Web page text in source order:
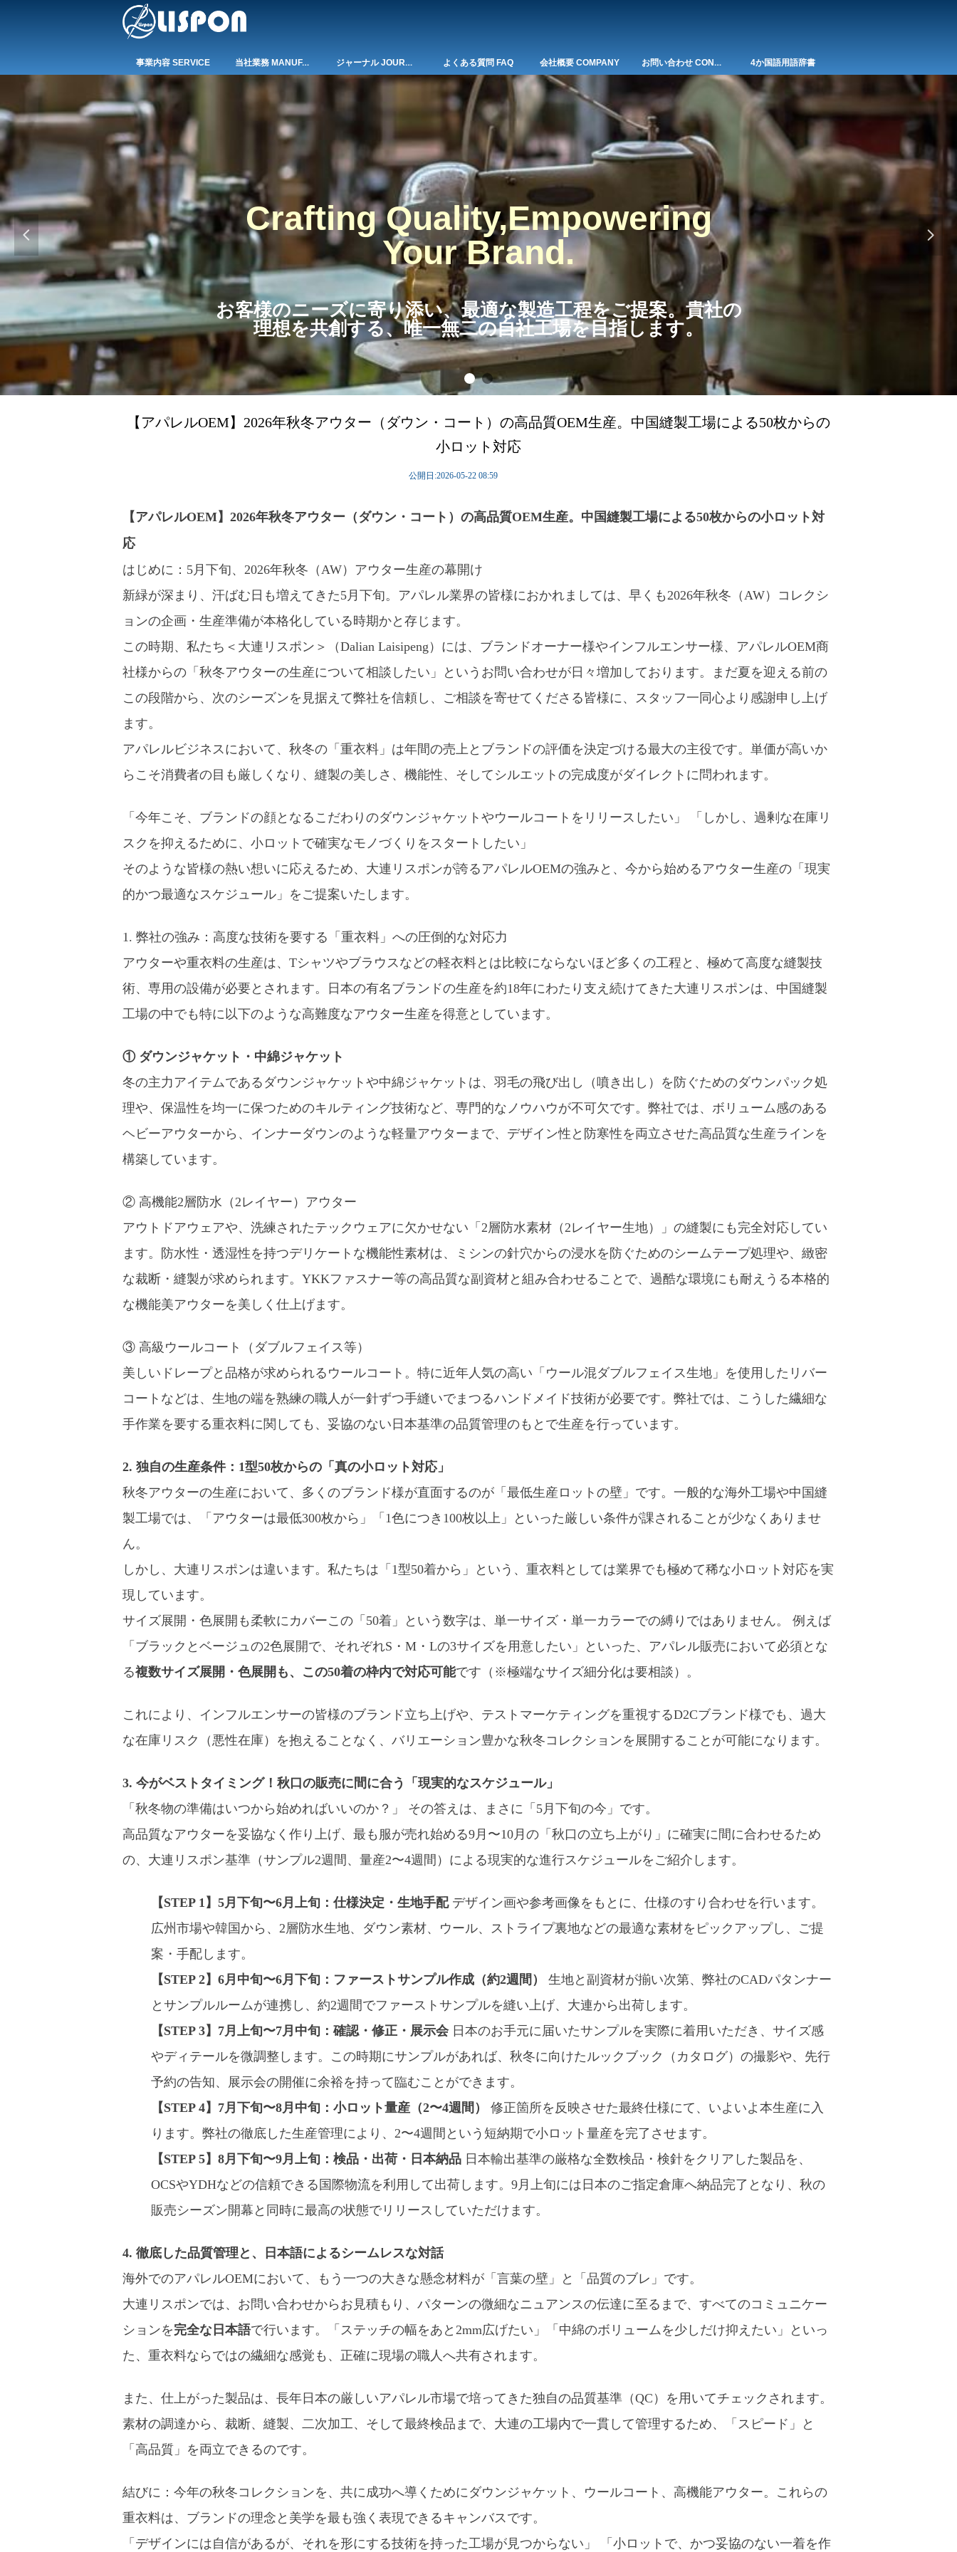
Crafting Quality,Empowering
Your Brand.
お客様のニーズに寄り添い、最適な製造工程をご提案。貴社の
理想を共創する、唯一無二の自社工場を目指します。
넳 넲
事業内容 SERVICE 当社業務 MANUFACTURE ジャーナル JOURNAL よくある質問 FAQ 会社概要 COMPANY お問い合わせ CONTACT 4か国語用語辞書
【アパレルOEM】2026年秋冬アウター（ダウン・コート）の高品質OEM生産。中国縫製工場による50枚からの
小ロット対応
【アパレルOEM】2026年秋冬アウター（ダウン・コート）の高品質OEM生産。中国縫製工場による50枚からの小ロット対
応
はじめに：5月下旬、2026年秋冬（AW）アウター生産の幕開け
新緑が深まり、汗ばむ日も増えてきた5月下旬。アパレル業界の皆様におかれましては、早くも2026年秋冬（AW）コレクシ
ョンの企画・生産準備が本格化している時期かと存じます。
この時期、私たち＜大連リスポン＞（Dalian Laisipeng）には、ブランドオーナー様やインフルエンサー様、アパレルOEM商
社様からの「秋冬アウターの生産について相談したい」というお問い合わせが日々増加しております。まだ夏を迎える前の
この段階から、次のシーズンを見据えて弊社を信頼し、ご相談を寄せてくださる皆様に、スタッフ一同心より感謝申し上げ
ます。
アパレルビジネスにおいて、秋冬の「重衣料」は年間の売上とブランドの評価を決定づける最大の主役です。単価が高いか
らこそ消費者の目も厳しくなり、縫製の美しさ、機能性、そしてシルエットの完成度がダイレクトに問われます。
「今年こそ、ブランドの顔となるこだわりのダウンジャケットやウールコートをリリースしたい」 「しかし、過剰な在庫リ
スクを抑えるために、小ロットで確実なモノづくりをスタートしたい」
そのような皆様の熱い想いに応えるため、大連リスポンが誇るアパレルOEMの強みと、今から始めるアウター生産の「現実
的かつ最適なスケジュール」をご提案いたします。
1. 弊社の強み：高度な技術を要する「重衣料」への圧倒的な対応力
アウターや重衣料の生産は、Tシャツやブラウスなどの軽衣料とは比較にならないほど多くの工程と、極めて高度な縫製技
術、専用の設備が必要とされます。日本の有名ブランドの生産を約18年にわたり支え続けてきた大連リスポンは、中国縫製
工場の中でも特に以下のような高難度なアウター生産を得意としています。
① ダウンジャケット・中綿ジャケット
冬の主力アイテムであるダウンジャケットや中綿ジャケットは、羽毛の飛び出し（噴き出し）を防ぐためのダウンパック処
理や、保温性を均一に保つためのキルティング技術など、専門的なノウハウが不可欠です。弊社では、ボリューム感のある
ヘビーアウターから、インナーダウンのような軽量アウターまで、デザイン性と防寒性を両立させた高品質な生産ラインを
構築しています。
② 高機能2層防水（2レイヤー）アウター
アウトドアウェアや、洗練されたテックウェアに欠かせない「2層防水素材（2レイヤー生地）」の縫製にも完全対応してい
ます。防水性・透湿性を持つデリケートな機能性素材は、ミシンの針穴からの浸水を防ぐためのシームテープ処理や、緻密
な裁断・縫製が求められます。YKKファスナー等の高品質な副資材と組み合わせることで、過酷な環境にも耐えうる本格的
な機能美アウターを美しく仕上げます。
③ 高級ウールコート（ダブルフェイス等）
美しいドレープと品格が求められるウールコート。特に近年人気の高い「ウール混ダブルフェイス生地」を使用したリバー
コートなどは、生地の端を熟練の職人が一針ずつ手縫いでまつるハンドメイド技術が必要です。弊社では、こうした繊細な
手作業を要する重衣料に関しても、妥協のない日本基準の品質管理のもとで生産を行っています。
2. 独自の生産条件：1型50枚からの「真の小ロット対応」
秋冬アウターの生産において、多くのブランド様が直面するのが「最低生産ロットの壁」です。一般的な海外工場や中国縫
製工場では、「アウターは最低300枚から」「1色につき100枚以上」といった厳しい条件が課されることが少なくありませ
ん。
しかし、大連リスポンは違います。私たちは「1型50着から」という、重衣料としては業界でも極めて稀な小ロット対応を実
現しています。
サイズ展開・色展開も柔軟にカバーこの「50着」という数字は、単一サイズ・単一カラーでの縛りではありません。 例えば
「ブラックとベージュの2色展開で、それぞれS・M・Lの3サイズを用意したい」といった、アパレル販売において必須とな
る複数サイズ展開・色展開も、この50着の枠内で対応可能です（※極端なサイズ細分化は要相談）。
これにより、インフルエンサーの皆様のブランド立ち上げや、テストマーケティングを重視するD2Cブランド様でも、過大
な在庫リスク（悪性在庫）を抱えることなく、バリエーション豊かな秋冬コレクションを展開することが可能になります。
3. 今がベストタイミング！秋口の販売に間に合う「現実的なスケジュール」
「秋冬物の準備はいつから始めればいいのか？」 その答えは、まさに「5月下旬の今」です。
高品質なアウターを妥協なく作り上げ、最も服が売れ始める9月〜10月の「秋口の立ち上がり」に確実に間に合わせるため
の、大連リスポン基準（サンプル2週間、量産2〜4週間）による現実的な進行スケジュールをご紹介します。
【STEP 1】5月下旬〜6月上旬：仕様決定・生地手配デザイン画や参考画像をもとに、仕様のすり合わせを行います。
広州市場や韓国から、2層防水生地、ダウン素材、ウール、ストライプ裏地などの最適な素材をピックアップし、ご提
案・手配します。
【STEP 2】6月中旬〜6月下旬：ファーストサンプル作成（約2週間）
生地と副資材が揃い次第、弊社のCADパタンナー
とサンプルルームが連携し、約2週間でファーストサンプルを縫い上げ、大連から出荷します。
【STEP 3】7月上旬〜7月中旬：確認・修正・展示会日本のお手元に届いたサンプルを実際に着用いただき、サイズ感
やディテールを微調整します。この時期にサンプルがあれば、秋冬に向けたルックブック（カタログ）の撮影や、先行
予約の告知、展示会の開催に余裕を持って臨むことができます。
【STEP 4】7月下旬〜8月中旬：小ロット量産（2〜4週間）
修正箇所を反映させた最終仕様にて、いよいよ本生産に入
ります。弊社の徹底した生産管理により、2〜4週間という短納期で小ロット量産を完了させます。
【STEP 5】8月下旬〜9月上旬：検品・出荷・日本納品 日本輸出基準の厳格な全数検品・検針をクリアした製品を、
OCSやYDHなどの信頼できる国際物流を利用して出荷します。9月上旬には日本のご指定倉庫へ納品完了となり、秋の
販売シーズン開幕と同時に最高の状態でリリースしていただけます。
4. 徹底した品質管理と、日本語によるシームレスな対話
海外でのアパレルOEMにおいて、もう一つの大きな懸念材料が「言葉の壁」と「品質のブレ」です。
大連リスポンでは、お問い合わせからお見積もり、パターンの微細なニュアンスの伝達に至るまで、すべてのコミュニケー
ションを完全な日本語で行います。「ステッチの幅をあと2mm広げたい」「中綿のボリュームを少しだけ抑えたい」といっ
た、重衣料ならではの繊細な感覚も、正確に現場の職人へ共有されます。
また、仕上がった製品は、長年日本の厳しいアパレル市場で培ってきた独自の品質基準（QC）を用いてチェックされます。
素材の調達から、裁断、縫製、二次加工、そして最終検品まで、大連の工場内で一貫して管理するため、「スピード」と
「高品質」を両立できるのです。
結びに：今年の秋冬コレクションを、共に成功へ導くためにダウンジャケット、ウールコート、高機能アウター。これらの
重衣料は、ブランドの理念と美学を最も強く表現できるキャンバスです。
「デザインには自信があるが、それを形にする技術を持った工場が見つからない」 「小ロットで、かつ妥協のない一着を作
公開日:2026-05-22 08:59